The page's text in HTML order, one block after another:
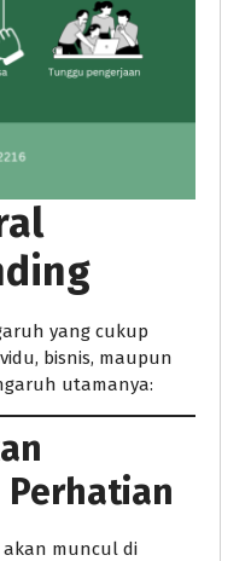
yang cukup
bisnis, maupun
utamanya:
akan muncul di